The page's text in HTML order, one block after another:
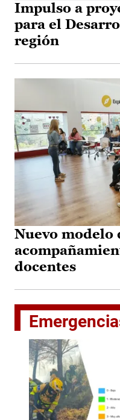
Impulso a
para el
región
Nuevo modelo
docentes